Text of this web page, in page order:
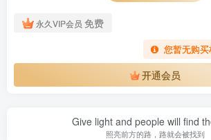
永久VIP会员 免费
您暂无购
开通会员
Give light and people will find
照亮前方的路，路就会被找到